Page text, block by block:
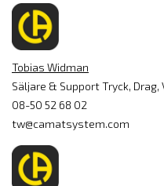
Tobias Widman
Säljare & Support Tryck,
08-50 52 68 02
tw@camatsystem.com